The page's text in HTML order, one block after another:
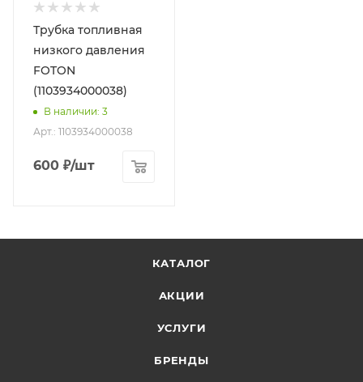
Трубка топливная
низкого давления
FOTON
(1103934000038)
В наличии: 3
Арт.: 1103934000038
600 ₽/шт
КАТАЛОГ
АКЦИИ
УСЛУГИ
БРЕНДЫ